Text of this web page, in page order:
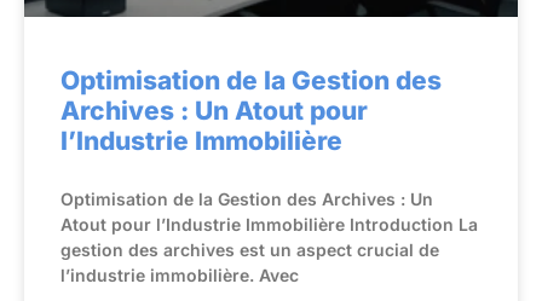
Optimisation de la Gestion des
Archives : Un Atout pour
l’Industrie Immobilière
Optimisation de la Gestion des Archives : Un
Atout pour l’Industrie Immobilière Introduction La
gestion des archives est un aspect crucial de
l’industrie immobilière. Avec